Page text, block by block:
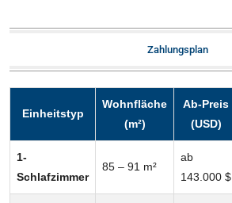
Zahlungsplan
Einheitstyp
Wohnfläche
(m²)
Ab-Preis
(USD)
1-
Schlafzimmer
85 – 91 m²
ab
143.000 $